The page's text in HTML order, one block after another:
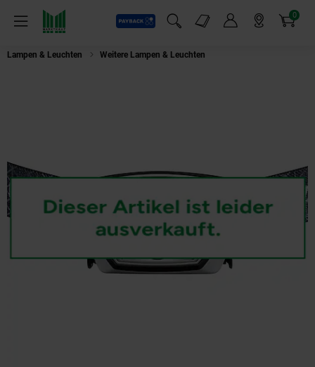
Menü
Payback
Suchfeld einblenden
Markt-Angebote 0
Artikel
Lampen & Leuchten Weitere Lampen & Leuchten